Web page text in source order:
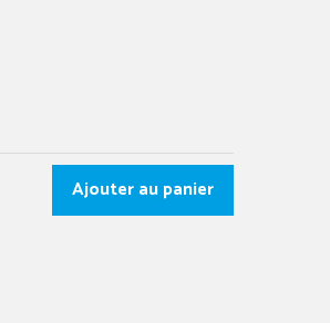
Ajouter au panier